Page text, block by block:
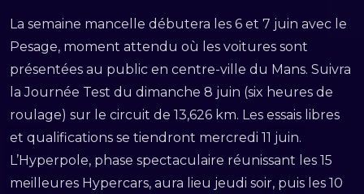
La semaine mancelle débutera les 6 et 7 juin avec le
Pesage, moment attendu où les voitures sont
présentées au public en centre-ville du Mans. Suivra
la Journée Test du dimanche 8 juin (six heures de
roulage) sur le circuit de 13,626 km. Les essais libres
et qualifications se tiendront mercredi 11 juin.
L’Hyperpole, phase spectaculaire réunissant les 15
meilleures Hypercars, aura lieu jeudi soir, puis les 10